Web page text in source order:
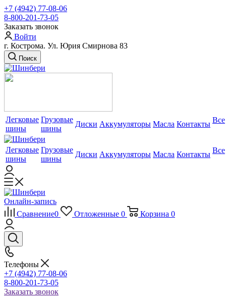
+7 (4942) 77-08-06
8-800-201-73-05
Заказать звонок
Войти
г. Кострома. Ул. Юрия Смирнова 83
Поиск
Легковые
шины
Грузовые
шины
Диски Аккумуляторы Масла Контакты Все
Легковые
шины
Грузовые
шины
Диски Аккумуляторы Масла Контакты Все
Онлайн-запись
Сравнение0 Отложенные 0 Корзина 0
Телефоны
+7 (4942) 77-08-06
8-800-201-73-05
Заказать звонок